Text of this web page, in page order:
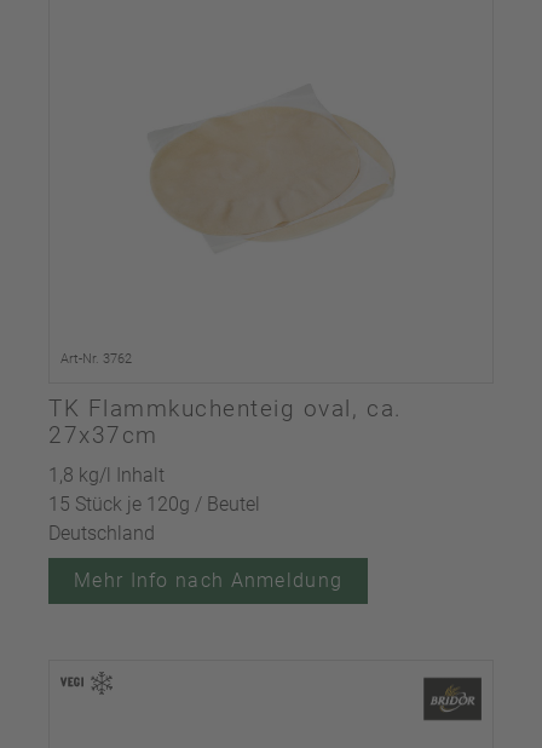
Art-Nr. 3762
TK Flammkuchenteig oval, ca.
27x37cm
1,8 kg/l Inhalt
15 Stück je 120g / Beutel
Deutschland
Mehr Info nach Anmeldung